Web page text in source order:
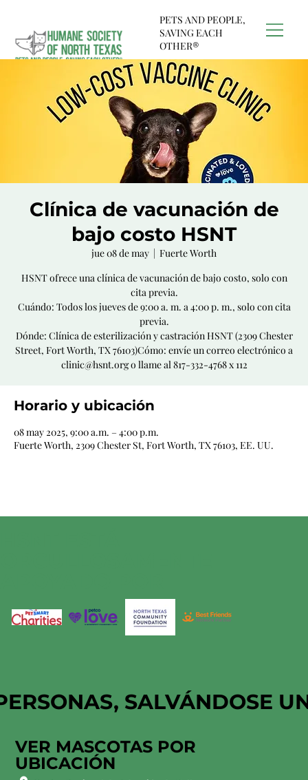
PETS AND PEOPLE,
SAVING EACH
OTHER®
Clínica de vacunación de
bajo costo HSNT
jue 08 de may
  |
Fuerte Worth
HSNT ofrece una clínica de vacunación de bajo costo, solo con
cita previa.
Cuándo: Todos los jueves de 9:00 a. m. a 4:00 p. m., solo con cita
previa.
Dónde: Clínica de esterilización y castración HSNT (2309 Chester
Street, Fort Worth, TX 76103)Cómo: envíe un correo electrónico a
clinic@hsnt.org o llame al 817-332-4768 x 112
Horario y ubicación
08 may 2025, 9:00 a.m. – 4:00 p.m.
Fuerte Worth, 2309 Chester St, Fort Worth, TX 76103, EE. UU.
SALVÁNDOSE
VER MASCOTAS POR
UBICACIÓN